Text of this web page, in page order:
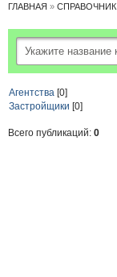
ГЛАВНАЯ » СПРАВОЧНИК
Агентства [0]
Застройщики [0]
Всего публикаций: 0